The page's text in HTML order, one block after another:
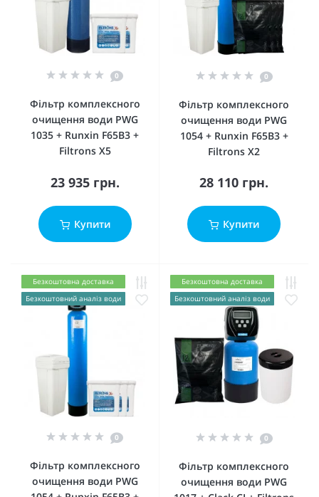
0
Фільтр комплексного
очищення води PWG
1035 + Runxin F65B3 +
Filtrons X5
23 935 грн.
Купити
0
Фільтр комплексного
очищення води PWG
1054 + Runxin F65B3 +
Filtrons X2
28 110 грн.
Купити
Безкоштовна доставка
Безкоштовний аналіз води
0
Фільтр комплексного
очищення води PWG
Безкоштовна доставка
Безкоштовний аналіз води
0
Фільтр комплексного
очищення води PWG